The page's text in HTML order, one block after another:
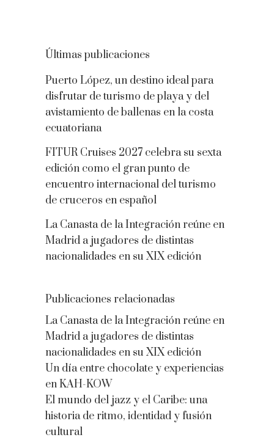
Últimas publicaciones
Puerto López, un destino ideal para
disfrutar de turismo de playa y del
avistamiento de ballenas en la costa
ecuatoriana
FITUR Cruises 2027 celebra su sexta
edición como el gran punto de
encuentro internacional del turismo
de cruceros en español
La Canasta de la Integración reúne en
Madrid a jugadores de distintas
nacionalidades en su XIX edición
Publicaciones relacionadas
La Canasta de la Integración reúne en
Madrid a jugadores de distintas
nacionalidades en su XIX edición
Un día entre chocolate y experiencias
en KAH-KOW
El mundo del jazz y el Caribe: una
historia de ritmo, identidad y fusión
cultural